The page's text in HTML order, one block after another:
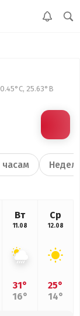
25.63°В
часам
Вт
11.08
31°
16°
Ср
12.08
25°
14°